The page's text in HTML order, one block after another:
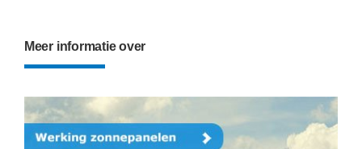
Meer informatie over